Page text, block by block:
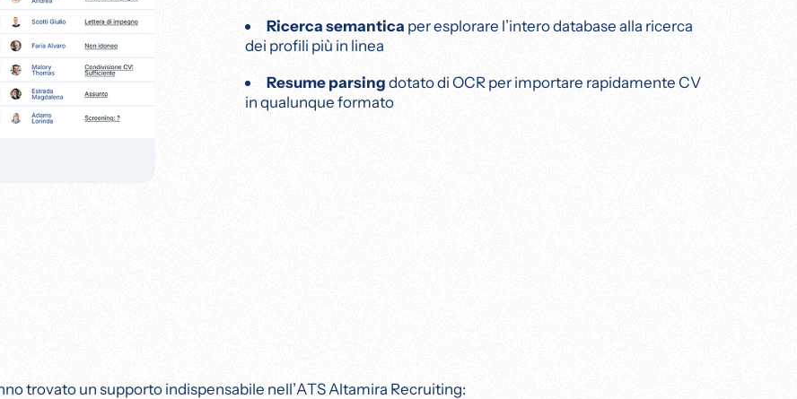
Ricerca semantica per esplorare l’intero database alla ricerca
dei profili più in linea
Resume parsingdotato di OCR per importare rapidamente CV
in qualunque formato
trovato un supporto indispensabile nell’ATS Altamira Recruiting: